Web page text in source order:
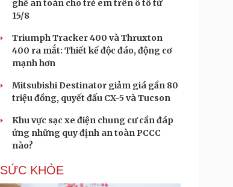
ghế an toàn cho trẻ em trên ô tô từ
15/8
Triumph Tracker 400 và Thruxton
400 ra mắt: Thiết kế độc đáo, động cơ
mạnh hơn
Mitsubishi Destinator giảm giá gần 80
triệu đồng, quyết đấu CX-5 và Tucson
Khu vực sạc xe điện chung cư cần đáp
ứng những quy định an toàn PCCC
nào?
SỨC KHỎE